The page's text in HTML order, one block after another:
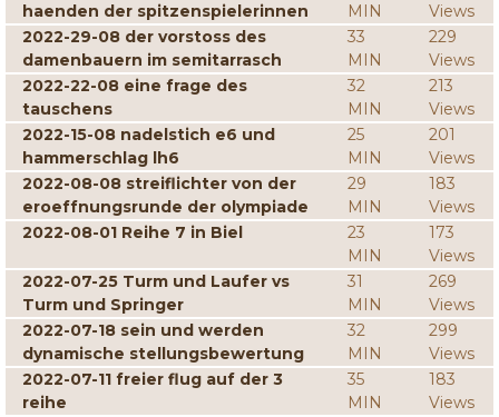
haenden der spitzenspielerinnen
MIN
Views
2022-29-08 der vorstoss des
damenbauern im semitarrasch
33
MIN
229
Views
2022-22-08 eine frage des
tauschens
32
MIN
213
Views
2022-15-08 nadelstich e6 und
hammerschlag lh6
25
MIN
201
Views
2022-08-08 streiflichter von der
eroeffnungsrunde der olympiade
29
MIN
183
Views
2022-08-01 Reihe 7 in Biel
23
MIN
173
Views
2022-07-25 Turm und Laufer vs
Turm und Springer
31
MIN
269
Views
2022-07-18 sein und werden
dynamische stellungsbewertung
32
MIN
299
Views
2022-07-11 freier flug auf der 3
reihe
35
MIN
183
Views